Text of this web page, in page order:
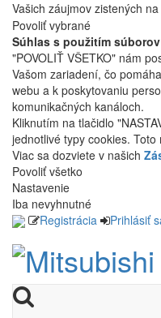
Vašich záujmov zistených
Povoliť vybrané
Súhlas s použitím
"POVOLIŤ VŠETKO" nám
Vašom zariadení, čo
webu a k poskytovaniu
komunikačných kanáloch.
Kliknutím na tlačidlo
jednotlivé typy cookies.
Viac sa dozviete v našich
Povoliť všetko
Nastavenie
Iba nevyhnutné
Registrácia
Prihlásiť